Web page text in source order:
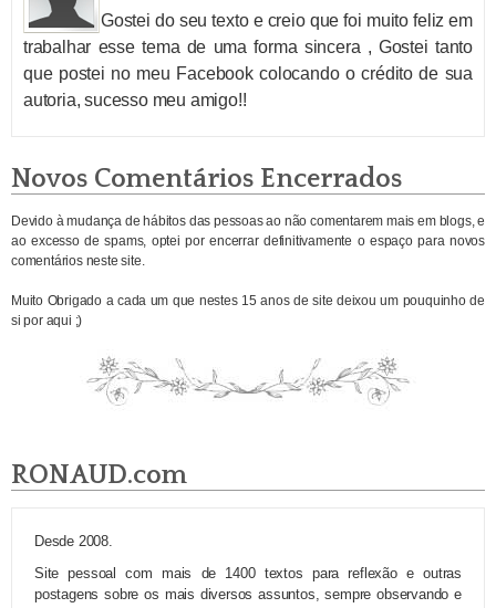
Gostei do seu texto e creio que foi muito feliz em
trabalhar esse tema de uma forma sincera , Gostei tanto
que postei no meu Facebook colocando o crédito de sua
autoria, sucesso meu amigo!!
Novos Comentários Encerrados
Devido à mudança de hábitos das pessoas ao não comentarem mais em blogs, e
ao excesso de spams, optei por encerrar definitivamente o espaço para novos
comentários neste site.
Muito Obrigado a cada um que nestes 15 anos de site deixou um pouquinho de
si por aqui ;)
RONAUD.com
Desde 2008.
Site pessoal com mais de 1400 textos para reflexão e outras
postagens sobre os mais diversos assuntos, sempre observando e